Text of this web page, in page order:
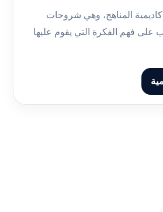
المناهج، وهي شروحات
على فهم الفكرة التي يقوم عليها